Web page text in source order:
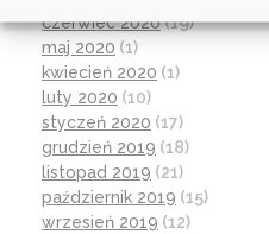
czerwiec 2020(19)
maj 2020 (1)
kwiecień 2020 (1)
luty 2020 (10)
styczeń 2020 (17)
grudzień 2019 (18)
listopad 2019 (21)
październik 2019 (15)
wrzesień 2019 (12)